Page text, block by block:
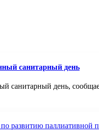
санитарный день
санитарный день,